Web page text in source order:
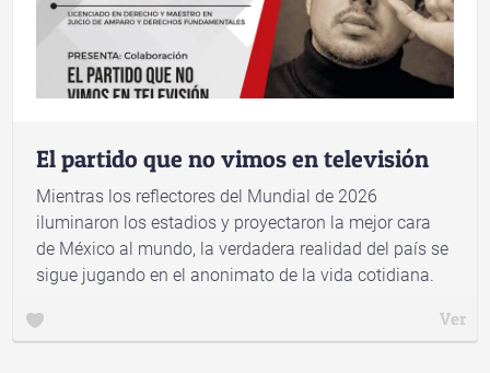
El partido que no vimos en televisión
Mientras los reflectores del Mundial de 2026
iluminaron los estadios y proyectaron la mejor cara
de México al mundo, la verdadera realidad del país se
sigue jugando en el anonimato de la vida cotidiana.
Ver